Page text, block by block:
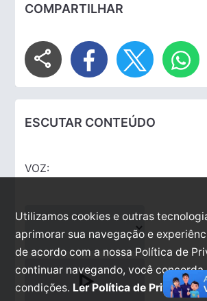
COMPARTILHAR
share
ESCUTAR CONTEÚDO
VOZ:
play_arrow
Utilizamos cookies e outras
aprimorar sua navegação e
de acordo com a nossa Política de
continuar navegando, você concorda
condições. Ler Política de